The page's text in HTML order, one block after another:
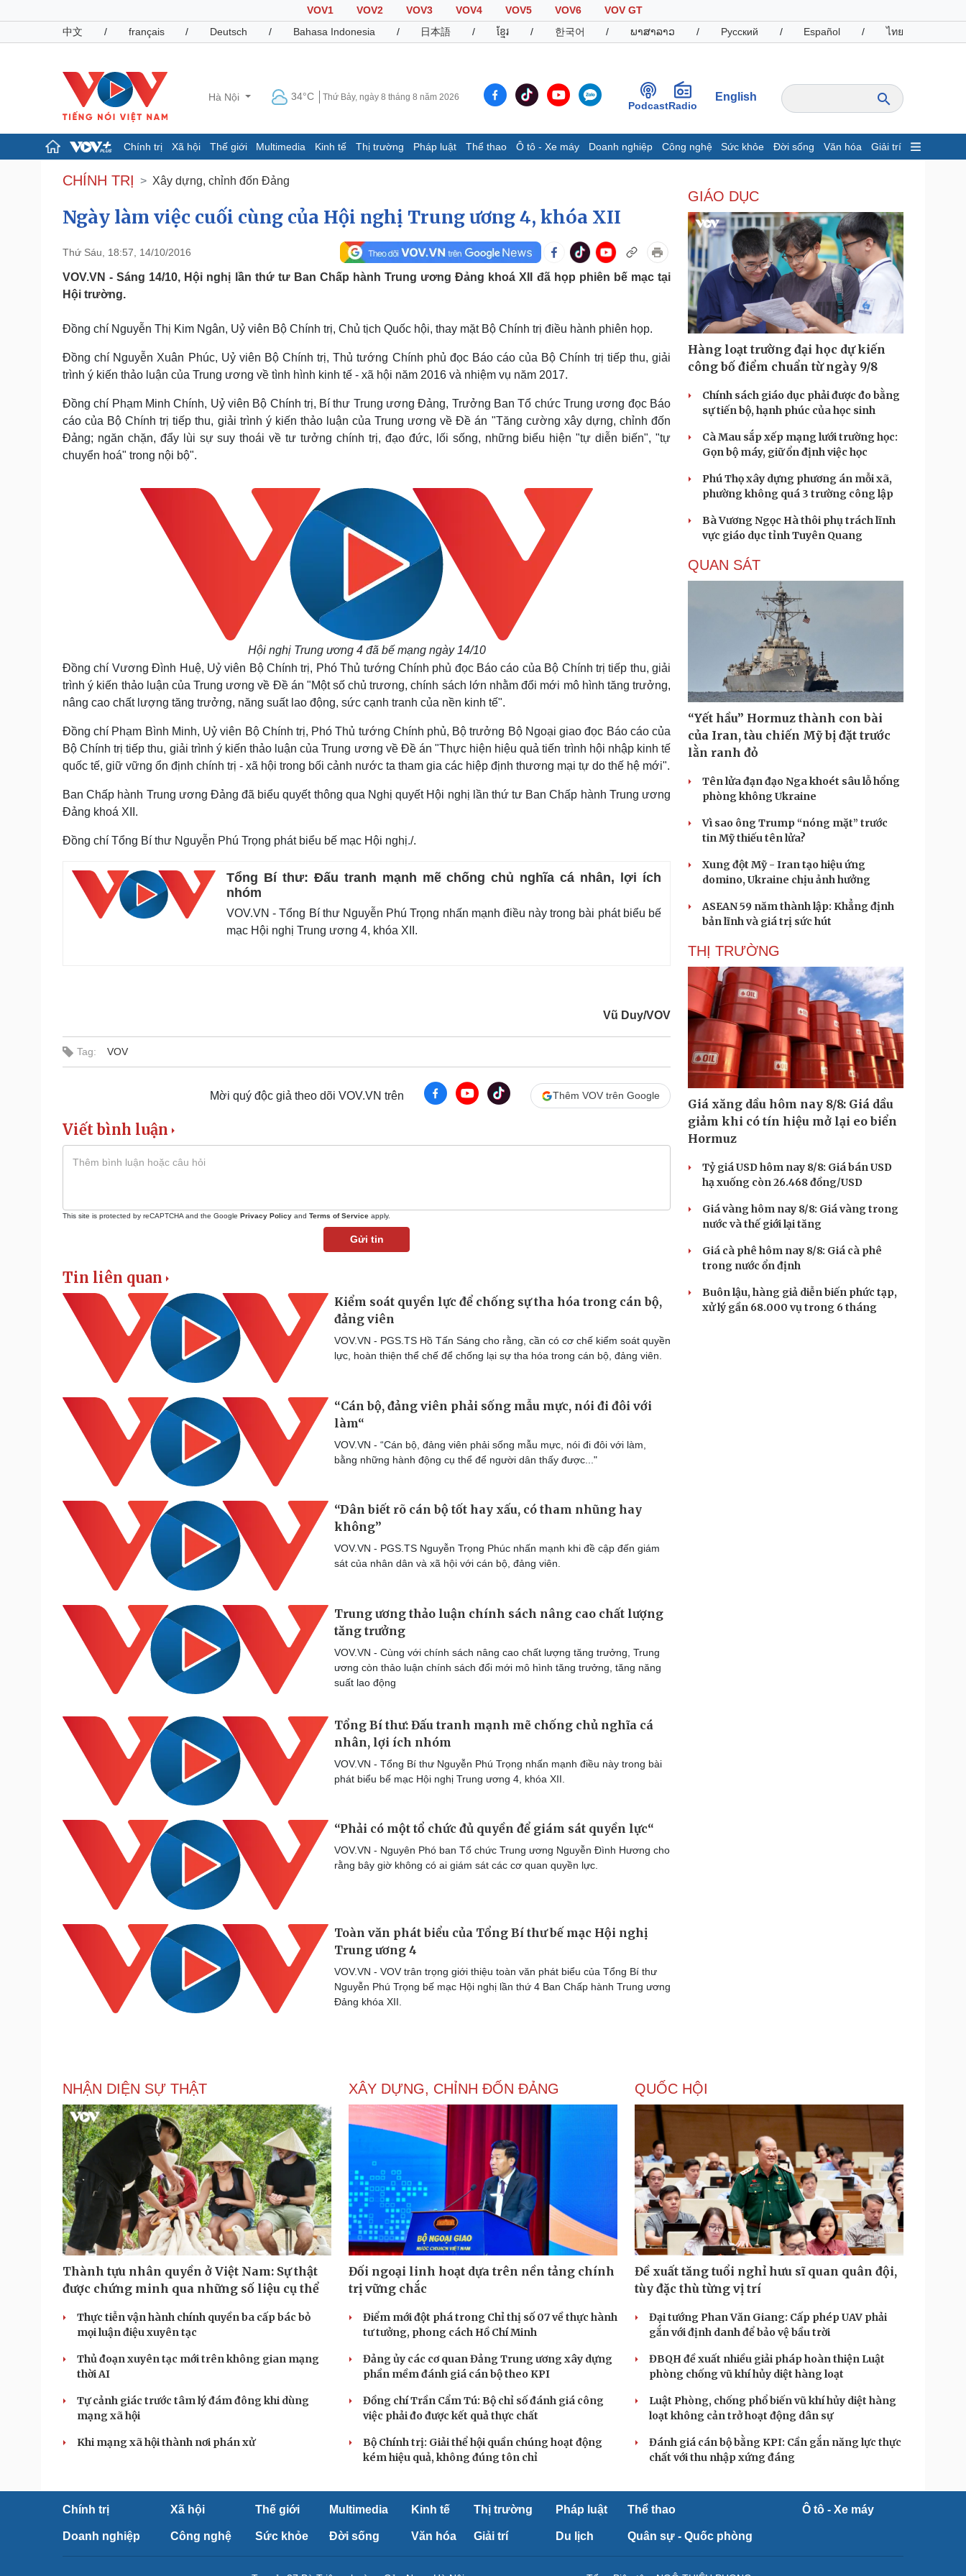
VOV1 VOV2 VOV3 VOV4 VOV5 VOV6
VOV GT
中文
/ français / Deutsch / Bahasa Indonesia / 日本語 / ខ្មែរ / 한국어 / ພາສາລາວ / Русский / Español / ไทย
Hà Nội 34°C Thứ Bảy, ngày 8 tháng 8 năm 2026
PodcastRadio
English
Chính trị Xã hội Thế giới Multimedia Kinh tế Thị trường Pháp luật Thể thao Ô tô - Xe máy Doanh nghiệp Công nghệ Sức khỏe Đời sống Văn hóa Giải trí
Chính trị
Tổ chức nhân sự
Quốc hội
Xã hội
Dự báo thời tiết
Giáo dục
Biển đảo
Cuộc sống đó đây
Hồ sơ
E-Magazine
Infographic
Bất động sản
Khởi nghiệp
Tiêu dùng
Tỷ giá
Chứng khoán
Giá cà phê
Pháp luật
Tin nóng
Việt Nam
Lịch thi đấu bóng đá
eSports
Hậu trường
Xe máy
Doanh nghiệp
Thông tin doanh nghiệp
Doanh nghiệp 24h
Doanh nhân
Vì cộng đồng
Công nghệ
Sành điệu
Tin Công nghệ
Trải nghiệm
Chuyển đổi số
Sức khỏe
Dinh dưỡng - món ngon
Cây thuốc
Sản phụ khoa
Nhi khoa
Làm đẹp - giảm cân
Phòng mạch online
Đời sống
Nhà đẹp
Blog
Văn hóa
Sân khấu - Điện ảnh
Văn học
Giải trí
Nghệ sĩ
Thời trang
Du lịch
Tư vấn
Săn Tour
Podcast
Câu chuyện thời sự
Đọc truyện đêm khuya
Cửa sổ tình yêu
Hạt giống tâm hồn
CHÍNH TRỊ Xây dựng, chỉnh đốn Đảng
Ngày làm việc cuối cùng của Hội nghị Trung ương 4, khóa XII
Thứ Sáu, 18:57, 14/10/2016
VOV.VN - Sáng 14/10, Hội nghị lần thứ tư Ban Chấp hành Trung ương Đảng khoá XII đã họp phiên bế mạc tại
Hội trường.
Đồng chí Nguyễn Thị Kim Ngân, Uỷ viên Bộ Chính trị, Chủ tịch Quốc hội, thay mặt Bộ Chính trị điều hành phiên họp.
Đồng chí Nguyễn Xuân Phúc, Uỷ viên Bộ Chính trị, Thủ tướng Chính phủ đọc Báo cáo của Bộ Chính trị tiếp thu, giải
trình ý kiến thảo luận của Trung ương về tình hình kinh tế - xã hội năm 2016 và nhiệm vụ năm 2017.
Đồng chí Phạm Minh Chính, Uỷ viên Bộ Chính trị, Bí thư Trung ương Đảng, Trưởng Ban Tổ chức Trung ương đọc Báo
cáo của Bộ Chính trị tiếp thu, giải trình ý kiến thảo luận của Trung ương về Đề án "Tăng cường xây dựng, chỉnh đốn
Đảng; ngăn chặn, đẩy lùi sự suy thoái về tư tưởng chính trị, đạo đức, lối sống, những biểu hiện "tự diễn biến", "tự
chuyển hoá" trong nội bộ".
Hội nghị Trung ương 4 đã bế mạng ngày 14/10
Đồng chí Vương Đình Huệ, Uỷ viên Bộ Chính trị, Phó Thủ tướng Chính phủ đọc Báo cáo của Bộ Chính trị tiếp thu, giải
trình ý kiến thảo luận của Trung ương về Đề án "Một số chủ trương, chính sách lớn nhằm đổi mới mô hình tăng trưởng,
nâng cao chất lượng tăng trưởng, năng suất lao động, sức cạnh tranh của nền kinh tế".
Đồng chí Phạm Bình Minh, Uỷ viên Bộ Chính trị, Phó Thủ tướng Chính phủ, Bộ trưởng Bộ Ngoại giao đọc Báo cáo của
Bộ Chính trị tiếp thu, giải trình ý kiến thảo luận của Trung ương về Đề án "Thực hiện hiệu quả tiến trình hội nhập kinh tế
quốc tế, giữ vững ổn định chính trị - xã hội trong bối cảnh nước ta tham gia các hiệp định thương mại tự do thế hệ mới".
Ban Chấp hành Trung ương Đảng đã biểu quyết thông qua Nghị quyết Hội nghị lần thứ tư Ban Chấp hành Trung ương
Đảng khoá XII.
Đồng chí Tổng Bí thư Nguyễn Phú Trọng phát biểu bế mạc Hội nghị./.
Tổng Bí thư: Đấu tranh mạnh mẽ chống chủ nghĩa cá nhân, lợi ích
nhóm
VOV.VN - Tổng Bí thư Nguyễn Phú Trọng nhấn mạnh điều này trong bài phát biểu bế
mạc Hội nghị Trung ương 4, khóa XII.
Vũ Duy/VOV
Tag: VOV
Mời quý độc giả theo dõi VOV.VN trên Thêm VOV trên Google
Viết bình luận
This site is protected by reCAPTCHA and the Google Privacy Policy and Terms of Service apply.
Gửi tin
Tin liên quan
Kiểm soát quyền lực để chống sự tha hóa trong cán bộ,
đảng viên
VOV.VN - PGS.TS Hồ Tấn Sáng cho rằng, cần có cơ chế kiểm soát quyền
lực, hoàn thiện thể chế để chống lại sự tha hóa trong cán bộ, đảng viên.
“Cán bộ, đảng viên phải sống mẫu mực, nói đi đôi với
làm“
VOV.VN - “Cán bộ, đảng viên phải sống mẫu mực, nói đi đôi với làm,
bằng những hành động cụ thể để người dân thấy được..."
“Dân biết rõ cán bộ tốt hay xấu, có tham nhũng hay
không”
VOV.VN - PGS.TS Nguyễn Trọng Phúc nhấn mạnh khi đề cập đến giám
sát của nhân dân và xã hội với cán bộ, đảng viên.
Trung ương thảo luận chính sách nâng cao chất lượng
tăng trưởng
VOV.VN - Cùng với chính sách nâng cao chất lượng tăng trưởng, Trung
ương còn thảo luận chính sách đổi mới mô hình tăng trưởng, tăng năng
suất lao động
Tổng Bí thư: Đấu tranh mạnh mẽ chống chủ nghĩa cá
nhân, lợi ích nhóm
VOV.VN - Tổng Bí thư Nguyễn Phú Trọng nhấn mạnh điều này trong bài
phát biểu bế mạc Hội nghị Trung ương 4, khóa XII.
“Phải có một tổ chức đủ quyền để giám sát quyền lực“
VOV.VN - Nguyên Phó ban Tổ chức Trung ương Nguyễn Đình Hương cho
rằng bây giờ không có ai giám sát các cơ quan quyền lực.
Toàn văn phát biểu của Tổng Bí thư bế mạc Hội nghị
Trung ương 4
VOV.VN - VOV trân trọng giới thiệu toàn văn phát biểu của Tổng Bí thư
Nguyễn Phú Trọng bế mạc Hội nghị lần thứ 4 Ban Chấp hành Trung ương
Đảng khóa XII.
GIÁO DỤC
Hàng loạt trường đại học dự kiến
công bố điểm chuẩn từ ngày 9/8
Chính sách giáo dục phải được đo bằng
sự tiến bộ, hạnh phúc của học sinh
Cà Mau sắp xếp mạng lưới trường học:
Gọn bộ máy, giữ ổn định việc học
Phú Thọ xây dựng phương án mỗi xã,
phường không quá 3 trường công lập
Bà Vương Ngọc Hà thôi phụ trách lĩnh
vực giáo dục tỉnh Tuyên Quang
QUAN SÁT
“Yết hầu” Hormuz thành con bài
của Iran, tàu chiến Mỹ bị đặt trước
lằn ranh đỏ
Tên lửa đạn đạo Nga khoét sâu lỗ hổng
phòng không Ukraine
Vì sao ông Trump “nóng mặt” trước
tin Mỹ thiếu tên lửa?
Xung đột Mỹ - Iran tạo hiệu ứng
domino, Ukraine chịu ảnh hưởng
ASEAN 59 năm thành lập: Khẳng định
bản lĩnh và giá trị sức hút
THỊ TRƯỜNG
Giá xăng dầu hôm nay 8/8: Giá dầu
giảm khi có tín hiệu mở lại eo biển
Hormuz
Tỷ giá USD hôm nay 8/8: Giá bán USD
hạ xuống còn 26.468 đồng/USD
Giá vàng hôm nay 8/8: Giá vàng trong
nước và thế giới lại tăng
Giá cà phê hôm nay 8/8: Giá cà phê
trong nước ổn định
Buôn lậu, hàng giả diễn biến phức tạp,
xử lý gần 68.000 vụ trong 6 tháng
NHẬN DIỆN SỰ THẬT
Thành tựu nhân quyền ở Việt Nam: Sự thật
được chứng minh qua những số liệu cụ thể
Thực tiễn vận hành chính quyền ba cấp bác bỏ
mọi luận điệu xuyên tạc
Thủ đoạn xuyên tạc mới trên không gian mạng
thời AI
Tự cảnh giác trước tâm lý đám đông khi dùng
mạng xã hội
Khi mạng xã hội thành nơi phán xử
XÂY DỰNG, CHỈNH ĐỐN ĐẢNG
Đối ngoại linh hoạt dựa trên nền tảng chính
trị vững chắc
Điểm mới đột phá trong Chỉ thị số 07 về thực hành
tư tưởng, phong cách Hồ Chí Minh
Đảng ủy các cơ quan Đảng Trung ương xây dựng
phần mềm đánh giá cán bộ theo KPI
Đồng chí Trần Cẩm Tú: Bộ chỉ số đánh giá công
việc phải đo được kết quả thực chất
Bộ Chính trị: Giải thể hội quần chúng hoạt động
kém hiệu quả, không đúng tôn chỉ
QUỐC HỘI
Đề xuất tăng tuổi nghỉ hưu sĩ quan quân đội,
tùy đặc thù từng vị trí
Đại tướng Phan Văn Giang: Cấp phép UAV phải
gắn với định danh để bảo vệ bầu trời
ĐBQH đề xuất nhiều giải pháp hoàn thiện Luật
phòng chống vũ khí hủy diệt hàng loạt
Luật Phòng, chống phổ biến vũ khí hủy diệt hàng
loạt không cản trở hoạt động dân sự
Đánh giá cán bộ bằng KPI: Cần gắn năng lực thực
chất với thu nhập xứng đáng
Chính trị Xã hội Thế giới Multimedia Kinh tế Thị trường Pháp luật Thể thao Ô tô - Xe máy
Doanh nghiệp Công nghệ Sức khỏe Đời sống Văn hóa Giải trí Du lịch Quân sự - Quốc phòng